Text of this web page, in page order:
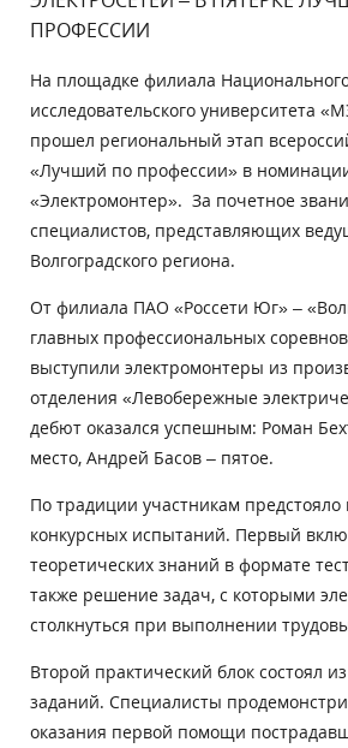
ПРОФЕССИИ
На площадке филиала
исследовательского университета
прошел региональный этап
«Лучший по профессии» в
«Электромонтер». За почетное
специалистов, представляющих
Волгоградского региона.
От филиала ПАО «Россети Юг» –
главных профессиональных
выступили электромонтеры из
отделения «Левобережные
дебют оказался успешным: Роман
место, Андрей Басов – пятое.
По традиции участникам предстояло
конкурсных испытаний. Первый
теоретических знаний в формате
также решение задач, с которыми
столкнуться при выполнении
Второй практический блок состоял
заданий. Специалисты
оказания первой помощи